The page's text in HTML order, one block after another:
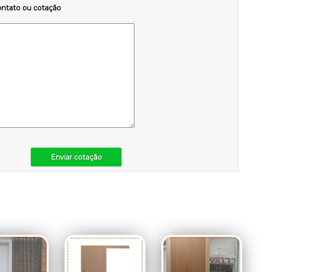
ou cotação
Enviar cotação